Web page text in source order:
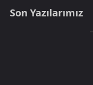
Son Yazılarımız